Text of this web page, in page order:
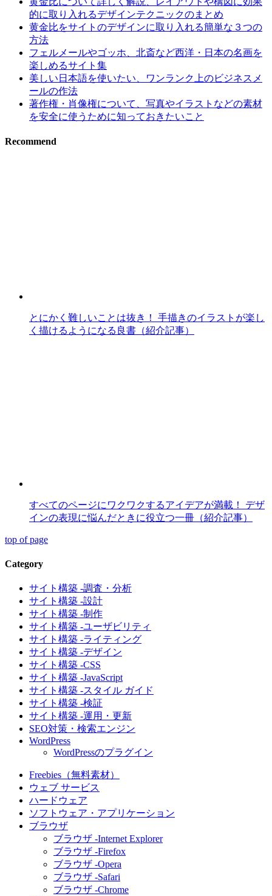
的に取り入れるデザインテクニックのまとめ
黄金比をサイトのデザインに取り入れる簡単な３つの
方法
フェルメールやゴッホ、北斎など西洋・日本の名画を
楽しめるサイト集
美しい日本語を使いたい、ワンランク上のビジネスメ
ールの作法
著作権・肖像権について、写真やイラストなどの素材
を安全に使うために知っておきたいこと
Recommend
とにかく難しいことは抜き！ 手描きのイラストが楽し
く描けるようになる良書（紹介記事）
すべてのページにワクワクするアイデアが満載！ デザ
インの表現に悩んだときに役立つ一冊（紹介記事）
top of page
Category
サイト構築 -調査・分析
サイト構築 -設計
サイト構築 -制作
サイト構築 -ユーザビリティ
サイト構築 -ライティング
サイト構築 -デザイン
サイト構築 -CSS
サイト構築 -JavaScript
サイト構築 -スタイル ガイド
サイト構築 -検証
サイト構築 -運用・更新
SEO対策・検索エンジン
WordPress
WordPressのプラグイン
Freebies（無料素材）
ウェブ サービス
ハードウェア
ソフトウェア・アプリケーション
ブラウザ
ブラウザ -Internet Explorer
ブラウザ -Firefox
ブラウザ -Opera
ブラウザ -Safari
ブラウザ -Chrome